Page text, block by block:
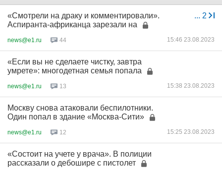
... 2
«Смотрели на драку и комментировали».
Аспиранта-африканца зарезали на
news@e1.ru 44 15:46 23.08.2023
«Если вы не сделаете чистку, завтра
умрете»: многодетная семья попала
news@e1.ru 13 15:38 23.08.2023
Москву снова атаковали беспилотники.
Один попал в здание «Москва-Сити»
news@e1.ru 12 15:25 23.08.2023
«Состоит на учете у врача». В полиции
рассказали о дебошире с пистолет